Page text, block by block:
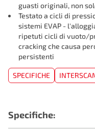
guasti originali, non
Testato a cicli di
sistemi EVAP -
ripetuti cicli di vuoto/
cracking che causa
persistenti
SPECIFICHE
Specifiche: